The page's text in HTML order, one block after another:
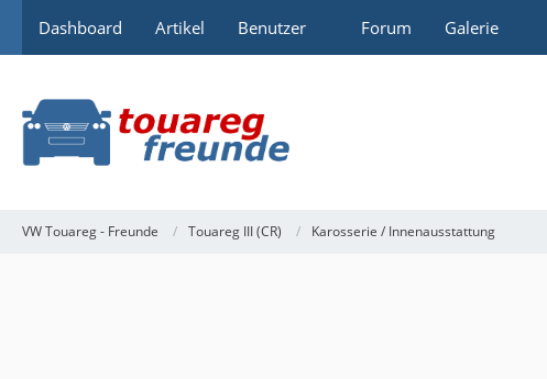
Dashboard Artikel Benutzer Forum Galerie
VW Touareg - Freunde Touareg III (CR) Karosserie / Innenausstattung